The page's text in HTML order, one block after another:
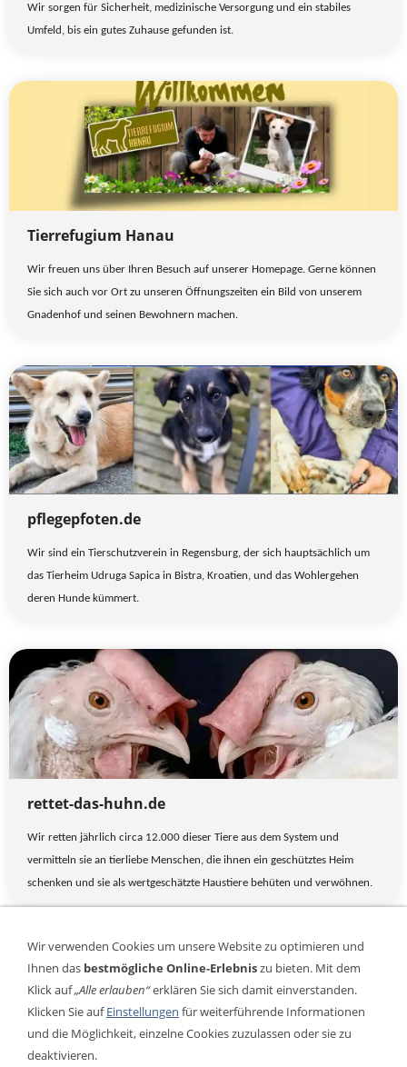
Wir sorgen für Sicherheit, medizinische Versorgung und ein stabiles
Umfeld, bis ein gutes Zuhause gefunden ist.
Tierrefugium Hanau
Wir freuen uns über Ihren Besuch auf unserer Homepage. Gerne können
Sie sich auch vor Ort zu unseren Öffnungszeiten ein Bild von unserem
Gnadenhof und seinen Bewohnern machen.
pflegepfoten.de
Wir sind ein Tierschutzverein in Regensburg, der sich hauptsächlich um
das Tierheim Udruga Sapica in Bistra, Kroatien, und das Wohlergehen
deren Hunde kümmert.
rettet-das-huhn.de
Wir retten jährlich circa 12.000 dieser Tiere aus dem System und
vermitteln sie an tierliebe Menschen, die ihnen ein geschütztes Heim
schenken und sie als wertgeschätzte Haustiere behüten und verwöhnen.
Mehr Vorschläge zum Thema "Tierschutz und -vermittlung" in Kürze
VERTRAG WIDERRUFEN
Wir verwenden Cookies um unsere Website zu optimieren und
Ihnen das bestmögliche Online-Erlebniszu bieten. Mit dem
Klick auf„Alle erlauben“erklären Sie sich damit einverstanden.
Klicken Sie aufEinstellungen für weiterführende Informationen
und die Möglichkeit, einzelne Cookies zuzulassen oder sie zu
deaktivieren.